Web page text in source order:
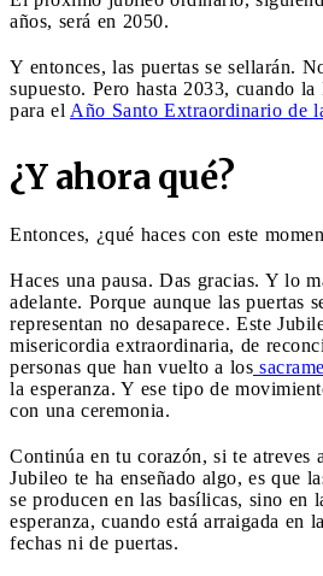
años, será en 2050.
Y entonces, las puertas se sellarán.
supuesto. Pero hasta 2033, cuando
para el Año Santo Extraordinario de
¿Y ahora qué?
Entonces, ¿qué haces con este
Haces una pausa. Das gracias. Y lo
adelante. Porque aunque las puertas
representan no desaparece. Este
misericordia extraordinaria, de
personas que han vuelto a los
la esperanza. Y ese tipo de
con una ceremonia.
Continúa en tu corazón, si te atreves
Jubileo te ha enseñado algo, es que
se producen en las basílicas, sino en
esperanza, cuando está arraigada en
fechas ni de puertas.